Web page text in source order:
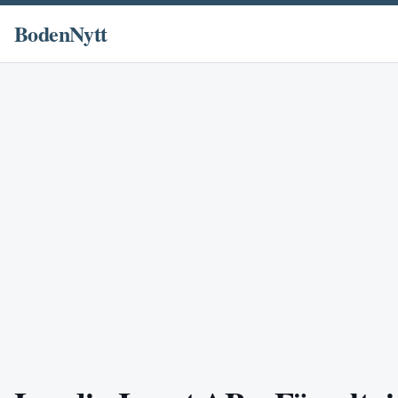
BodenNytt